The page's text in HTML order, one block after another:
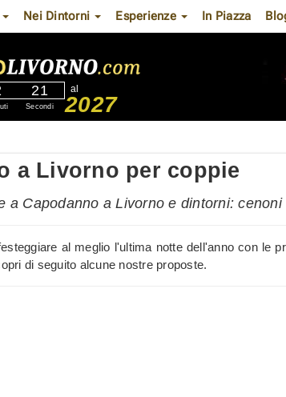
Nei Dintorni Esperienze In Piazza
20
Secondi
al
2027
a Livorno per coppie
a Capodanno a Livorno e dintorni:
al meglio l'ultima notte dell'anno con le
di seguito alcune nostre proposte.